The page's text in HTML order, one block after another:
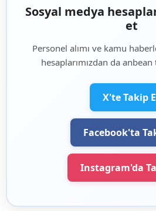
Sosyal medya
et
Personel alımı ve kamu
hesaplarımızdan da
X'te Takip
Facebook'ta
Instagram'da